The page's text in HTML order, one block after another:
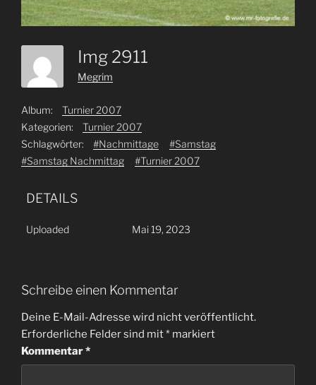
Img 2911
Megrim
Album:
Turnier 2007
Kategorien:
Turnier 2007
Schlagwörter:
#Nachmittage
#Samstag
#Samstag Nachmittag
#Turnier 2007
DETAILS
Uploaded Mai 19, 2023
Schreibe einen Kommentar
Deine E-Mail-Adresse wird nicht veröffentlicht.
Erforderliche Felder sind mit* markiert
Kommentar*